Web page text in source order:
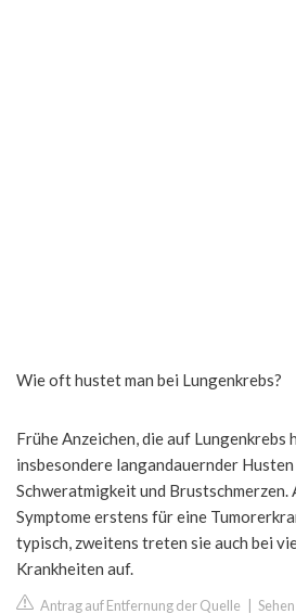
Wie oft hustet man bei Lungenkrebs?
Frühe Anzeichen, die auf Lungenkrebs
insbesondere langandauernder
Schweratmigkeit und Brustschmerzen.
Symptome erstens für eine
typisch, zweitens treten sie auch bei
Krankheiten auf.
Antrag auf Entfernung der Quelle